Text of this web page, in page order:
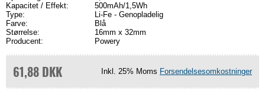
Kapacitet / Effekt:
500mAh/1,5Wh
Type:
Li-Fe - Genopladelig
Farve:
Blå
Størrelse:
16mm x 32mm
Producent:
Powery
61,88 DKK Inkl. 25% Moms Forsendelsesomkostninger